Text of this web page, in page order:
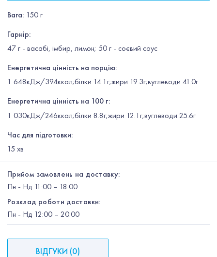
Вага: 150 г
Гарнір:
47 г - васабі, імбир, лимон; 50 г - соєвий соус
Енергетична цінність на порцію:
1 648кДж/394ккал;білки 14.1г;жири 19.3г;вуглеводи 41.0г
Енергетична цінність на 100 г:
1 030кДж/246ккал;білки 8.8г;жири 12.1г;вуглеводи 25.6г
Час для підготовки:
15 хв
Прийом замовлень на доставку:
Пн - Нд 11:00 – 18:00
Розклад роботи доставки:
Пн - Нд 12:00 – 20:00
ВІДГУКИ (0)